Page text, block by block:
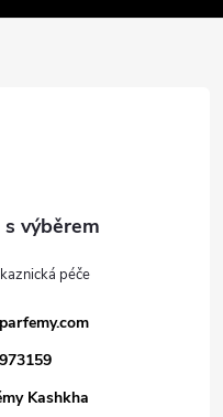
Kashkha